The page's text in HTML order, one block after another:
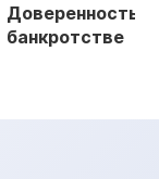
Доверенность
банкротстве